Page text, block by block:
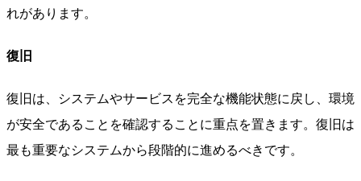
れがあります。
復旧
復旧は、システムやサービスを完全な機能状態に戻し、環境
が安全であることを確認することに重点を置きます。復旧は
最も重要なシステムから段階的に進めるべきです。